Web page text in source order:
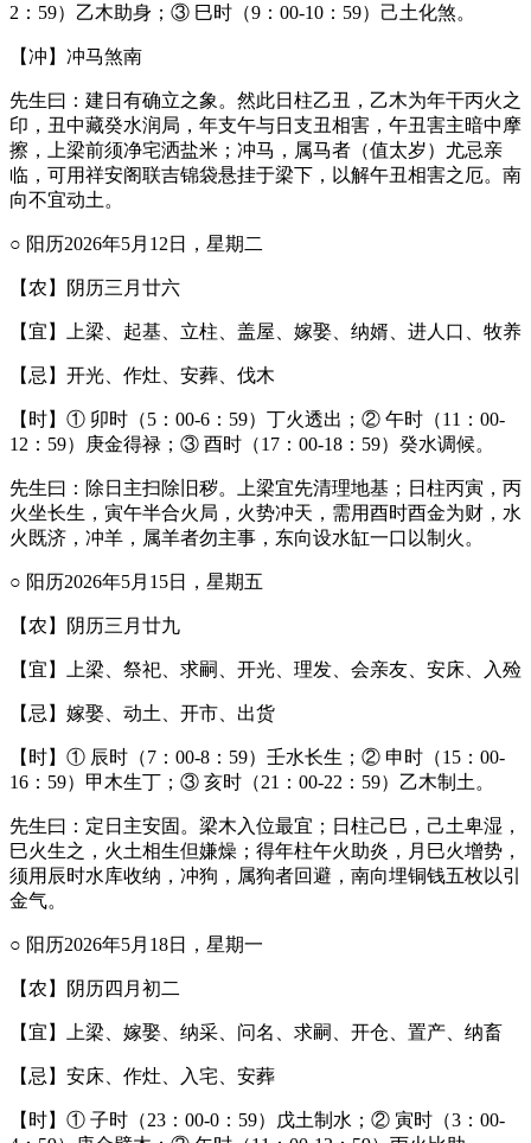
2：59）乙木助身；③ 巳时（9：00-10：59）己土化煞。
【冲】冲马煞南
先生曰：建日有确立之象。然此日柱乙丑，乙木为年干丙火之
印，丑中藏癸水润局，年支午与日支丑相害，午丑害主暗中摩
擦，上梁前须净宅洒盐米；冲马，属马者（值太岁）尤忌亲
临，可用祥安阁联吉锦袋悬挂于梁下，以解午丑相害之厄。南
向不宜动土。
○ 阳历2026年5月12日，星期二
【农】阴历三月廿六
【宜】上梁、起基、立柱、盖屋、嫁娶、纳婿、进人口、牧养
【忌】开光、作灶、安葬、伐木
【时】① 卯时（5：00-6：59）丁火透出；② 午时（11：00-
12：59）庚金得禄；③ 酉时（17：00-18：59）癸水调候。
先生曰：除日主扫除旧秽。上梁宜先清理地基；日柱丙寅，丙
火坐长生，寅午半合火局，火势冲天，需用酉时酉金为财，水
火既济，冲羊，属羊者勿主事，东向设水缸一口以制火。
○ 阳历2026年5月15日，星期五
【农】阴历三月廿九
【宜】上梁、祭祀、求嗣、开光、理发、会亲友、安床、入殓
【忌】嫁娶、动土、开市、出货
【时】① 辰时（7：00-8：59）壬水长生；② 申时（15：00-
16：59）甲木生丁；③ 亥时（21：00-22：59）乙木制土。
先生曰：定日主安固。梁木入位最宜；日柱己巳，己土卑湿，
巳火生之，火土相生但嫌燥；得年柱午火助炎，月巳火增势，
须用辰时水库收纳，冲狗，属狗者回避，南向埋铜钱五枚以引
金气。
○ 阳历2026年5月18日，星期一
【农】阴历四月初二
【宜】上梁、嫁娶、纳采、问名、求嗣、开仓、置产、纳畜
【忌】安床、作灶、入宅、安葬
【时】① 子时（23：00-0：59）戊土制水；② 寅时（3：00-